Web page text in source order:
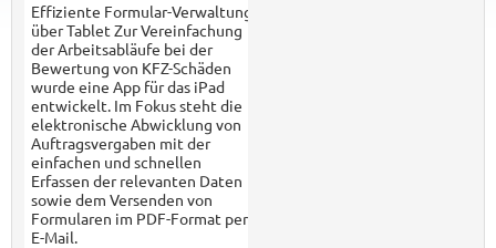
Effiziente Formular-Verwaltung
über Tablet Zur Vereinfachung
der Arbeitsabläufe bei der
Bewertung von KFZ-Schäden
wurde eine App für das iPad
entwickelt. Im Fokus steht die
elektronische Abwicklung von
Auftragsvergaben mit der
einfachen und schnellen
Erfassen der relevanten Daten
sowie dem Versenden von
Formularen im PDF-Format per
E-Mail.